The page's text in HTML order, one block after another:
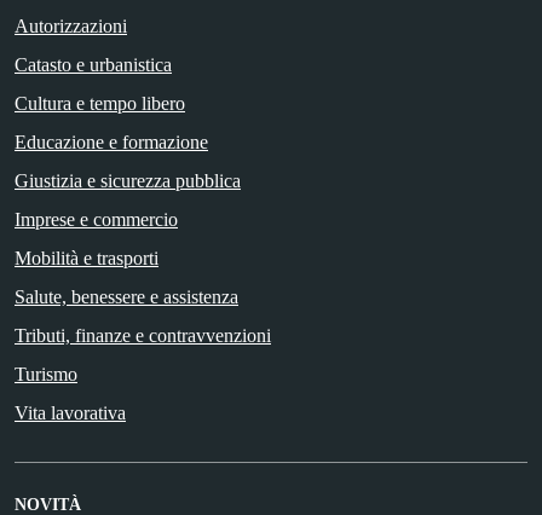
Autorizzazioni
Catasto e urbanistica
Cultura e tempo libero
Educazione e formazione
Giustizia e sicurezza pubblica
Imprese e commercio
Mobilità e trasporti
Salute, benessere e assistenza
Tributi, finanze e contravvenzioni
Turismo
Vita lavorativa
NOVITÀ